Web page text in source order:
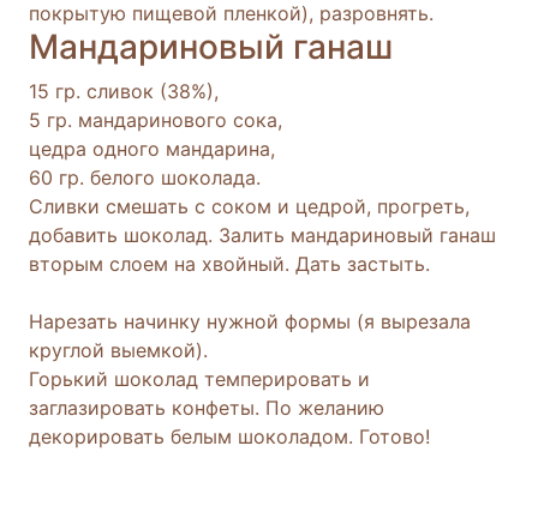
покрытую пищевой пленкой), разровнять.
Мандариновый ганаш
15 гр. сливок (38%),
5 гр. мандаринового сока,
цедра одного мандарина,
60 гр. белого шоколада.
Сливки смешать с соком и цедрой, прогреть,
добавить шоколад. Залить мандариновый ганаш
вторым слоем на хвойный. Дать застыть.
Нарезать начинку нужной формы (я вырезала
круглой выемкой).
Горький шоколад темперировать и
заглазировать конфеты. По желанию
декорировать белым шоколадом. Готово!